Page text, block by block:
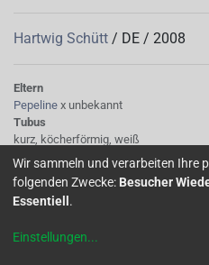
Hartwig Schütt / DE / 2008
Eltern
Pepeline x unbekannt
Tubus
kurz, köcherförmig, weiß
Sepalen
weiß
Korolle/Petalen
rot, rund
einfach
Wir sammeln und verarbeiten Ihre
folgenden Zwecke: Besucher
Essentiell .
Einstellungen...